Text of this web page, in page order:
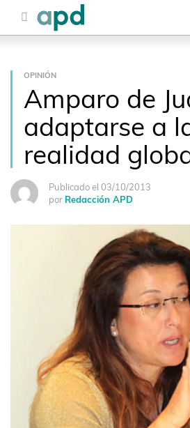
OPINIÓN
Amparo de
adaptarse a
realidad
Publicado el 03/10/2013
por Redacción APD